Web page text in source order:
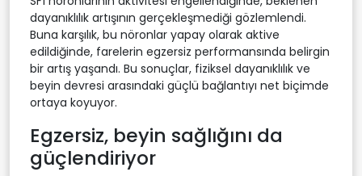
dayanıklılık artışının gerçekleşmediği gözlemlendi.
Buna karşılık, bu nöronlar yapay olarak aktive
edildiğinde, farelerin egzersiz performansında belirgin
bir artış yaşandı. Bu sonuçlar, fiziksel dayanıklılık ve
beyin devresi arasındaki güçlü bağlantıyı net biçimde
ortaya koyuyor.
Egzersiz, beyin sağlığını da
güçlendiriyor